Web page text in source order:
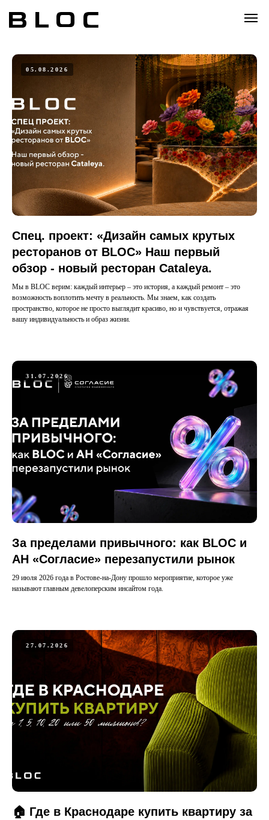
05.08.2026
Спец. проект: «Дизайн самых крутых
ресторанов от BLOC» Наш первый
обзор - новый ресторан Cataleya.
Мы в BLOC верим: каждый интерьер – это история, а каждый ремонт – это
возможность воплотить мечту в реальность. Мы знаем, как создать
пространство, которое не просто выглядит красиво, но и чувствуется, отражая
вашу индивидуальность и образ жизни.
31.07.2026
За пределами привычного: как BLOC и
АН «Согласие» перезапустили рынок
29 июля 2026 года в Ростове-на-Дону прошло мероприятие, которое уже
называют главным девелоперским инсайтом года.
27.07.2026
🏠 Где в Краснодаре купить квартиру за